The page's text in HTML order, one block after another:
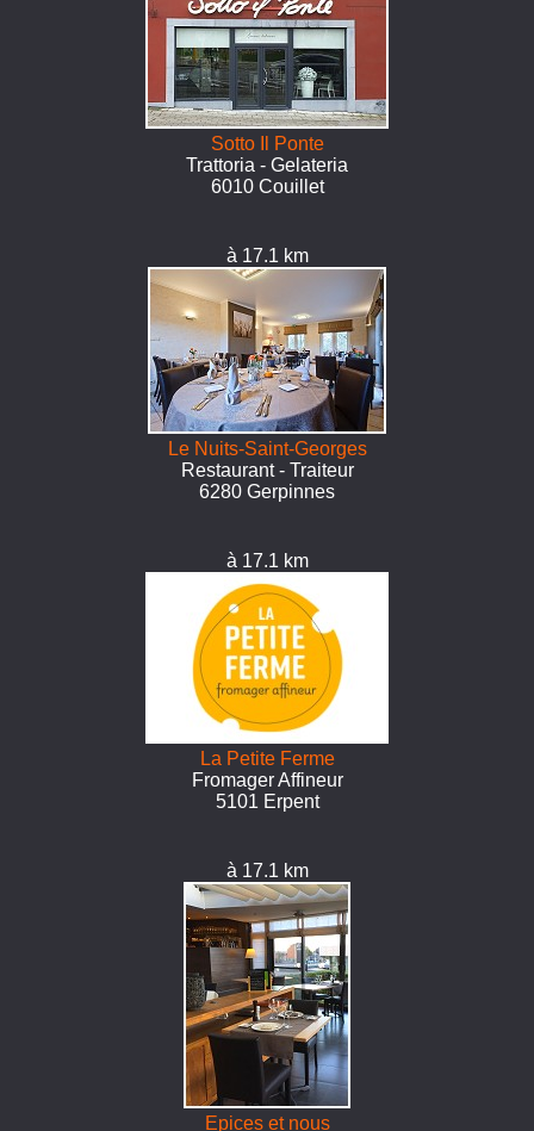
Sotto Il Ponte
Trattoria - Gelateria
6010 Couillet
à 17.1 km
Le Nuits-Saint-Georges
Restaurant - Traiteur
6280 Gerpinnes
à 17.1 km
La Petite Ferme
Fromager Affineur
5101 Erpent
à 17.1 km
Epices et nous